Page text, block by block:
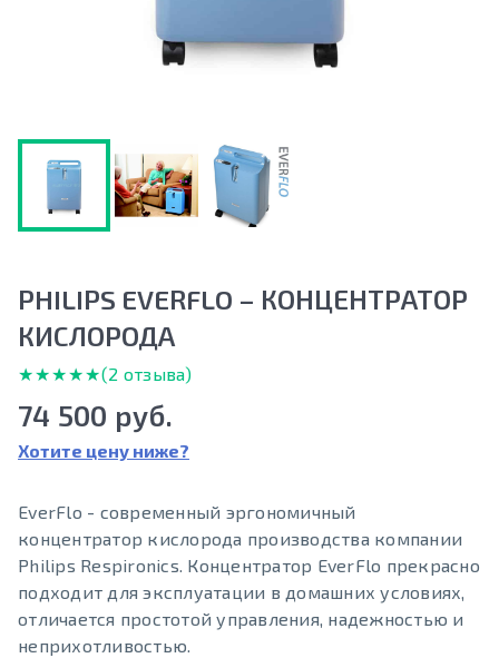
PHILIPS EVERFLO – КОНЦЕНТРАТОР
КИСЛОРОДА
★★★★★
★★★★★(2 отзыва)
74 500 руб.
Хотите цену ниже?
EverFlo - современный эргономичный
концентратор кислорода производства компании
Philips Respironics. Концентратор EverFlo прекрасно
подходит для эксплуатации в домашних условиях,
отличается простотой управления, надежностью и
неприхотливостью.